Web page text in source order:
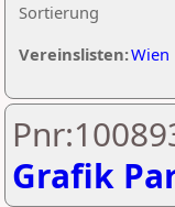
Sortierung
Vereinslisten:Wien
Grafik